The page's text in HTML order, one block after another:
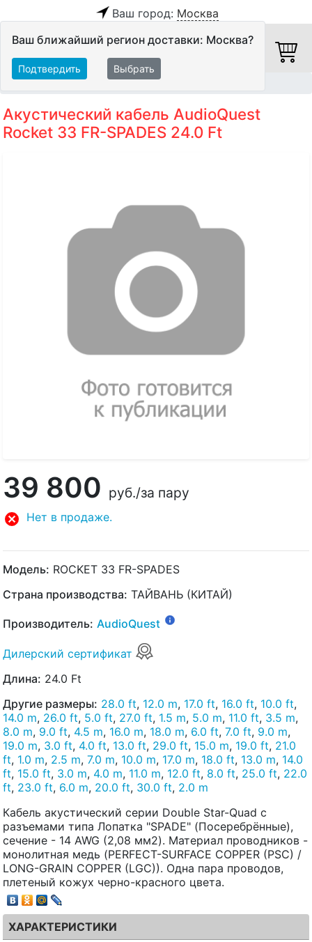
Ваш город: Москва
Ваш ближайший регион доставки: Москва?
Подтвердить Выбрать
Акустический кабель AudioQuest
Rocket 33 FR-SPADES 24.0 Ft
39 800 руб./за пару
Нет в продаже.
Модель: ROCKET 33 FR-SPADES
Страна производства: ТАЙВАНЬ (КИТАЙ)
Производитель: AudioQuest
Дилерский сертификат
Длина: 24.0 Ft
Другие размеры: 28.0 ft, 12.0 m, 17.0 ft, 16.0 ft, 10.0 ft,
14.0 m, 26.0 ft, 5.0 ft, 27.0 ft, 1.5 m, 5.0 m, 11.0 ft, 3.5 m,
8.0 m, 9.0 ft, 4.5 m, 16.0 m, 18.0 m, 6.0 ft, 7.0 ft, 9.0 m,
19.0 m, 3.0 ft, 4.0 ft, 13.0 ft, 29.0 ft, 15.0 m, 19.0 ft, 21.0
ft, 1.0 m, 2.5 m, 7.0 m, 10.0 m, 17.0 m, 18.0 ft, 13.0 m, 14.0
ft, 15.0 ft, 3.0 m, 4.0 m, 11.0 m, 12.0 ft, 8.0 ft, 25.0 ft, 22.0
ft, 23.0 ft, 6.0 m, 20.0 ft, 30.0 ft, 2.0 m
Кабель акустический серии Double Star-Quad с
разъемами типа Лопатка "SPADE" (Посеребрённые),
сечение - 14 AWG (2,08 мм2). Материал проводников -
монолитная медь (PERFECT-SURFACE COPPER (PSC) /
LONG-GRAIN COPPER (LGC)). Одна пара проводов,
плетеный кожух черно-красного цвета.
ХАРАКТЕРИСТИКИ